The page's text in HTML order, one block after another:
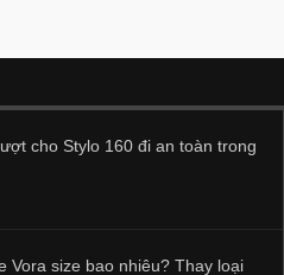
cho Stylo 160 đi an toàn trong
Vora size bao nhiêu? Thay loại